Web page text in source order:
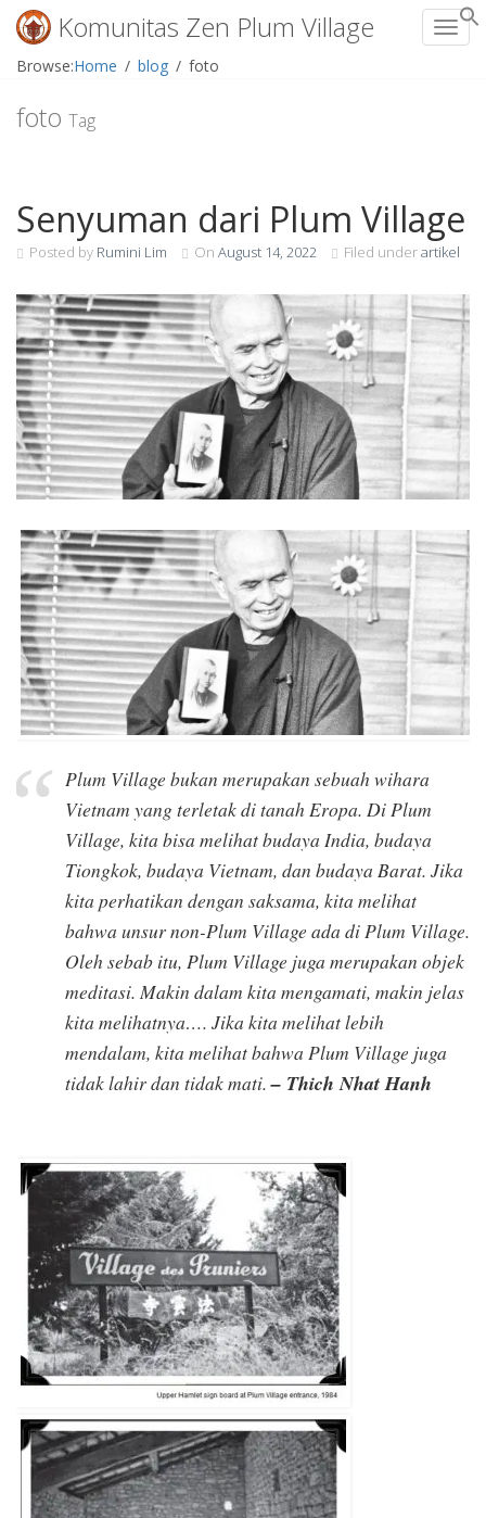
Skip
content
Komunitas Zen Plum Village
Browse:Home blog foto
foto Tag
Senyuman dari Plum Village
Posted by Rumini Lim On August 14, 2022 Filed underartikel
Plum Village bukan merupakan sebuah wihara
Vietnam yang terletak di tanah Eropa. Di Plum
Village, kita bisa melihat budaya India, budaya
Tiongkok, budaya Vietnam, dan budaya Barat. Jika
kita perhatikan dengan saksama, kita melihat
bahwa unsur non-Plum Village ada di Plum Village.
Oleh sebab itu, Plum Village juga merupakan objek
meditasi. Makin dalam kita mengamati, makin jelas
kita melihatnya…. Jika kita melihat lebih
mendalam, kita melihat bahwa Plum Village juga
tidak lahir dan tidak mati.– Thich Nhat Hanh